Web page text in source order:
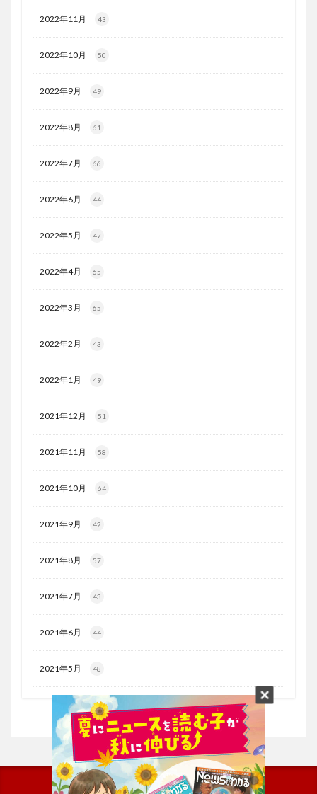
2022年11月 43
2022年10月 50
2022年9月 49
2022年8月 61
2022年7月 66
2022年6月 44
2022年5月 47
2022年4月 65
2022年3月 65
2022年2月 43
2022年1月 49
2021年12月 51
2021年11月 58
2021年10月 64
2021年9月 42
2021年8月 57
2021年7月 43
2021年6月 44
2021年5月 48